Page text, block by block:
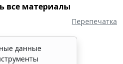
все материалы
Перепечатка
данные